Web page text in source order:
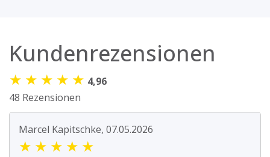
Kundenrezensionen
★ ★ ★ ★ ★ 4,96
48 Rezensionen
Marcel Kapitschke, 07.05.2026
★ ★ ★ ★ ★